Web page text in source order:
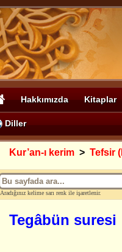
Hakkımızda Kitaplar
Diller
Kur’an-ı kerim > Tefsir
Aradığınız kelime sarı renk ile işaretlenir.
Tegâbün suresi